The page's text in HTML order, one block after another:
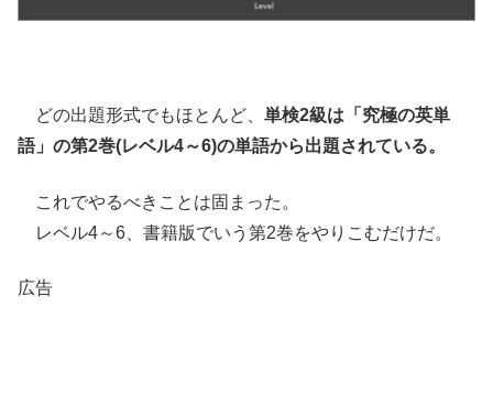
どの出題形式でもほとんど、 単検2級は「究極の英単
語」の第2巻(レベル4～6)の単語から出題されている。
これでやるべきことは固まった。
レベル4～6、書籍版でいう第2巻をやりこむだけだ。
広告